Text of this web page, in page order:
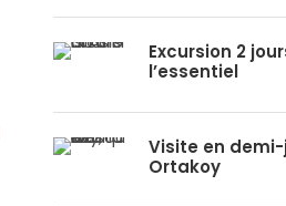
Excursion 2
l’essentiel
Visite en
Ortakoy